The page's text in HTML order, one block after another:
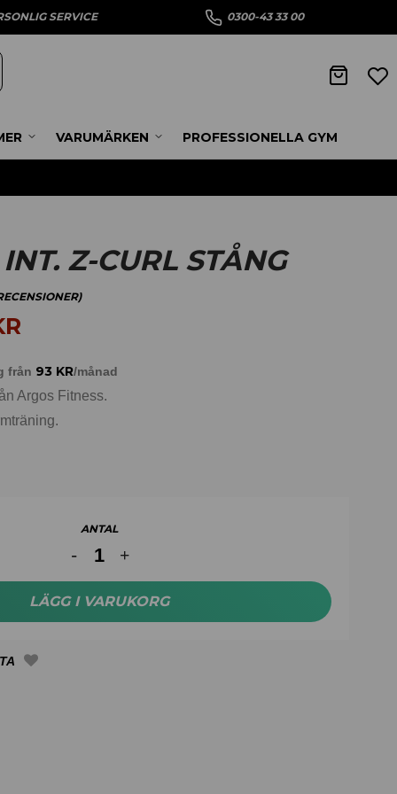
SERVICE 0300-43 33 00
VARUMÄRKEN PROFESSIONELLA GYM
Z-CURL STÅNG
från 93 KR/månad
Argos Fitness.
ANTAL
LÄGG I VARUKORG